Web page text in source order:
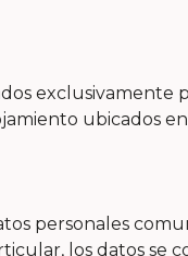
exclusivamente
ubicados
personales
los datos